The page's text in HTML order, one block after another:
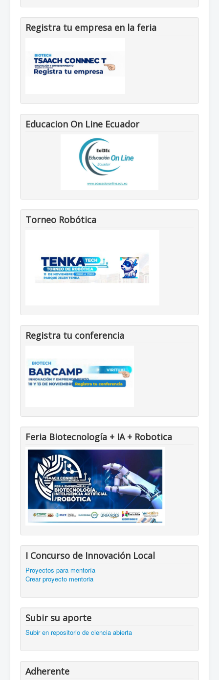
Registra tu empresa en la feria
Educacion On Line Ecuador
Torneo Robótica
Registra tu conferencia
Feria Biotecnología + IA + Robotica
I Concurso de Innovación Local
Proyectos para mentoría
Crear proyecto mentoria
Subir su aporte
Subir en repositorio de ciencia abierta
Adherente